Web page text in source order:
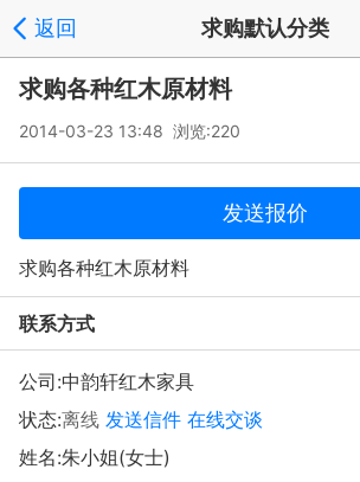
返回 求购默认分类
求购各种红木原材料
2014-03-23 13:48 浏览:220
发送报价
求购各种红木原材料
联系方式
公司:中韵轩红木家具
状态:离线 发送信件 在线交谈
姓名:朱小姐(女士)